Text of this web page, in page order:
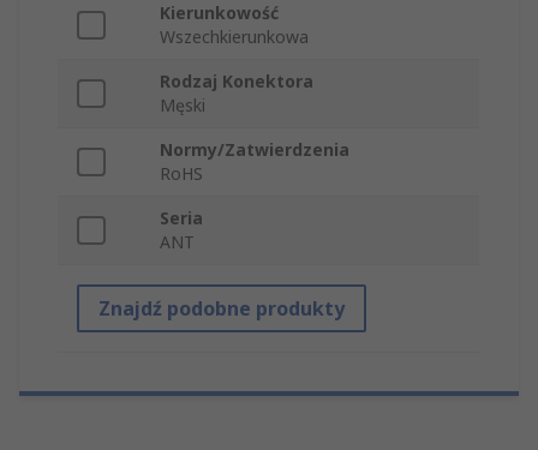
Kierunkowość
Wszechkierunkowa
Rodzaj Konektora
Męski
Normy/Zatwierdzenia
RoHS
Seria
ANT
Znajdź podobne produkty